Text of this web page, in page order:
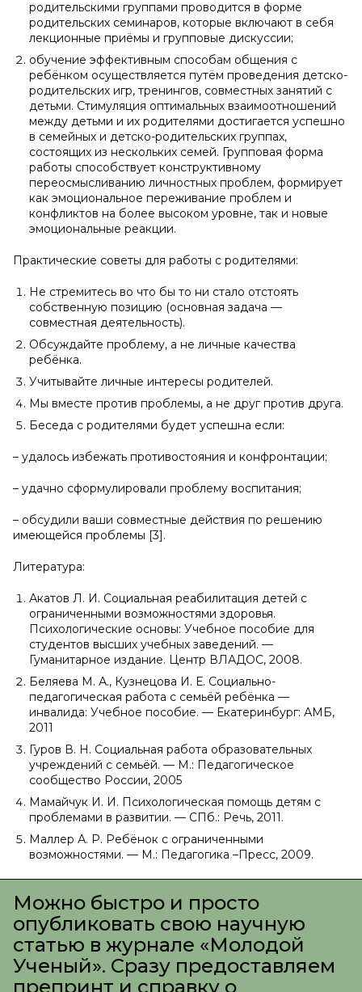
родительскими группами проводится в форме
родительских семинаров, которые включают в себя
лекционные приёмы и групповые дискуссии;
обучение эффективным способам общения с
ребёнком осуществляется путём проведения детско-
родительских игр, тренингов, совместных занятий с
детьми. Стимуляция оптимальных взаимоотношений
между детьми и их родителями достигается успешно
в семейных и детско-родительских группах,
состоящих из нескольких семей. Групповая форма
работы способствует конструктивному
переосмысливанию личностных проблем, формирует
как эмоциональное переживание проблем и
конфликтов на более высоком уровне, так и новые
эмоциональные реакции.
Практические советы для работы с родителями:
Не стремитесь во что бы то ни стало отстоять
собственную позицию (основная задача —
совместная деятельность).
Обсуждайте проблему, а не личные качества
ребёнка.
Учитывайте личные интересы родителей.
Мы вместе против проблемы, а не друг против друга.
Беседа с родителями будет успешна если:
– удалось избежать противостояния и конфронтации;
– удачно сформулировали проблему воспитания;
– обсудили ваши совместные действия по решению
имеющейся проблемы [3].
Литература:
Акатов Л. И. Социальная реабилитация детей с
ограниченными возможностями здоровья.
Психологические основы: Учебное пособие для
студентов высших учебных заведений. —
Гуманитарное издание. Центр ВЛАДОС, 2008.
Беляева М. А., Кузнецова И. Е. Социально-
педагогическая работа с семьёй ребёнка —
инвалида: Учебное пособие. — Екатеринбург: АМБ,
2011
Гуров В. Н. Социальная работа образовательных
учреждений с семьёй. — М.: Педагогическое
сообщество России, 2005
Мамайчук И. И. Психологическая помощь детям с
проблемами в развитии. — СПб.: Речь, 2011.
Маллер А. Р. Ребёнок с ограниченными
возможностями. — М.: Педагогика –Пресс, 2009.
Можно быстро и просто
опубликовать свою научную
статью в журнале «Молодой
Ученый». Сразу предоставляем
препринт и справку о